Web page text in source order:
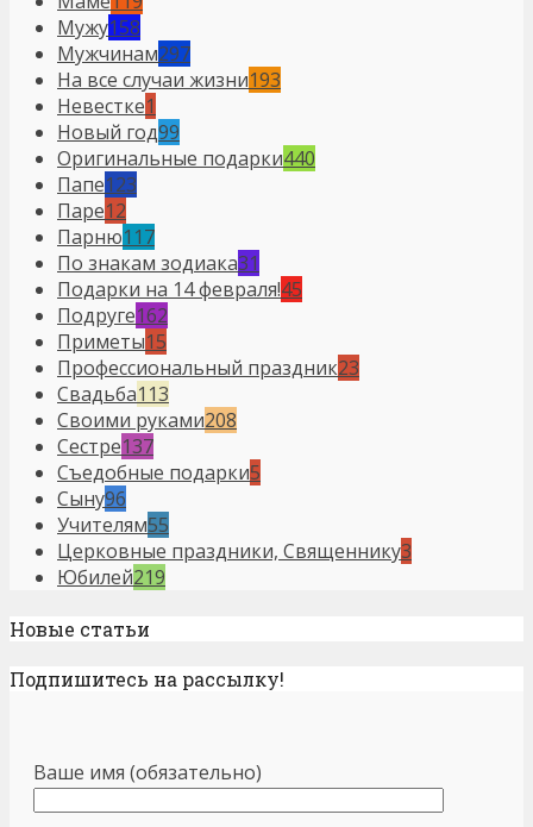
Мужу158
Мужчинам297
На все случаи жизни193
Невестке1
Новый год99
Оригинальные подарки440
Папе123
Паре12
Парню117
По знакам зодиака31
Подарки на 14 февраля!45
Подруге162
Приметы15
Профессиональный праздник23
Свадьба113
Своими руками208
Сестре137
Съедобные подарки5
Сыну96
Учителям55
Церковные праздники, Священнику3
Юбилей219
Новые статьи
Подпишитесь на рассылку!
Ваше имя (обязательно)